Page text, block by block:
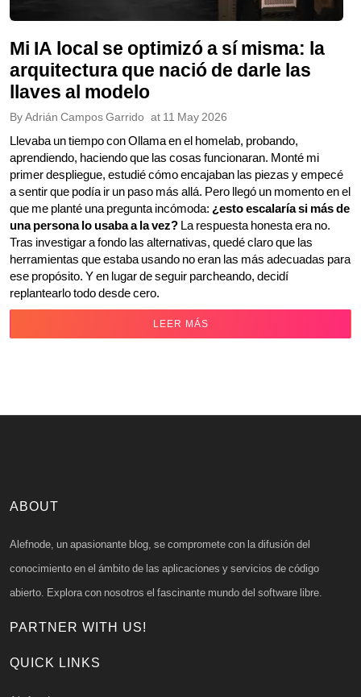
Mi IA local se optimizó a sí misma: la
arquitectura que nació de darle las
llaves al modelo
ByAdrián Campos Garrido at11 May 2026
Llevaba un tiempo con Ollama en el homelab, probando,
aprendiendo, haciendo que las cosas funcionaran. Monté mi
primer despliegue, estudié cómo encajaban las piezas y empecé
a sentir que podía ir un paso más allá. Pero llegó un momento en el
que me planté una pregunta incómoda:¿esto escalaría si más de
una persona lo usaba a la vez?La respuesta honesta era no.
Tras investigar a fondo las alternativas, quedé claro que las
herramientas que estaba usando no eran las más adecuadas para
ese propósito. Y en lugar de seguir parcheando, decidí
replantearlo todo desde cero.
LEER MÁS
ABOUT
Alefnode, un apasionante blog, se compromete con la difusión del
conocimiento en el ámbito de las aplicaciones y servicios de código
abierto. Explora con nosotros el fascinante mundo del software libre.
PARTNER WITH US!
QUICK LINKS